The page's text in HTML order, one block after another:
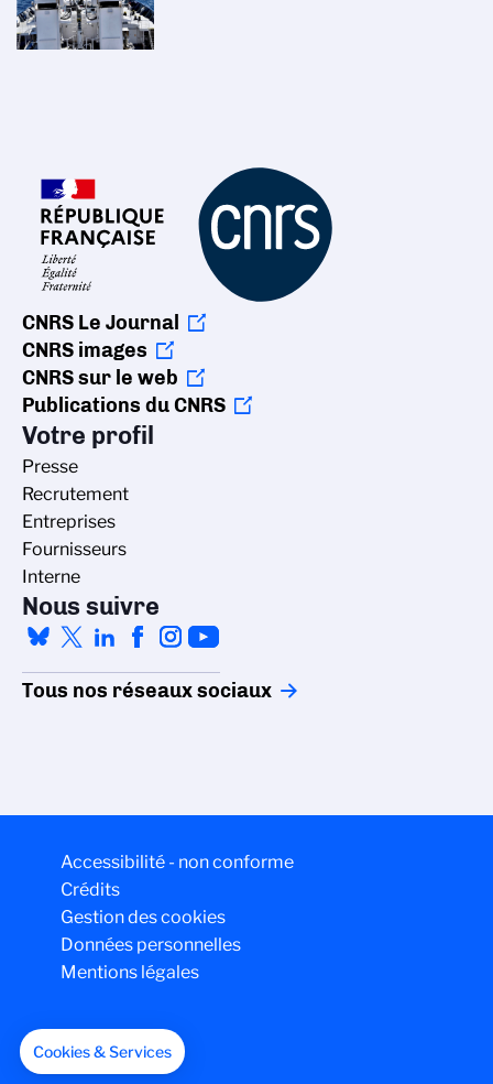
CNRS Le Journal
CNRS images
CNRS sur le web
Publications du CNRS
Votre profil
Presse
Recrutement
Entreprises
Fournisseurs
Interne
Nous suivre
Tous nos réseaux sociaux
Accessibilité - non conforme
Crédits
Gestion des cookies
Données personnelles
Mentions légales
Cookies & Services